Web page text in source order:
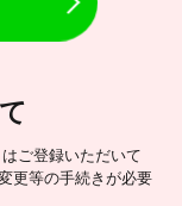
はご登録いただいて
更等の手続きが必要